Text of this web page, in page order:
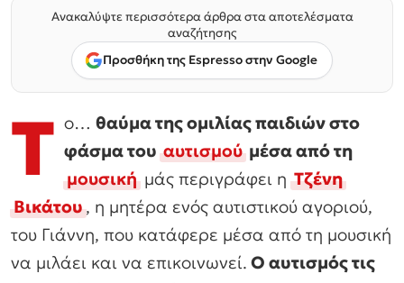
Ανακαλύψτε περισσότερα άρθρα στα αποτελέσματα
αναζήτησης
Προσθήκη της Espresso στην Google
Τ ο… θαύμα της ομιλίας παιδιών στο
φάσμα τουαυτισμούμέσα από τη
μουσικήμάς περιγράφει ηΤζένη
Βικάτου, η μητέρα ενός αυτιστικού αγοριού,
του Γιάννη, που κατάφερε μέσα από τη μουσική
να μιλάει και να επικοινωνεί. Ο αυτισμός τις